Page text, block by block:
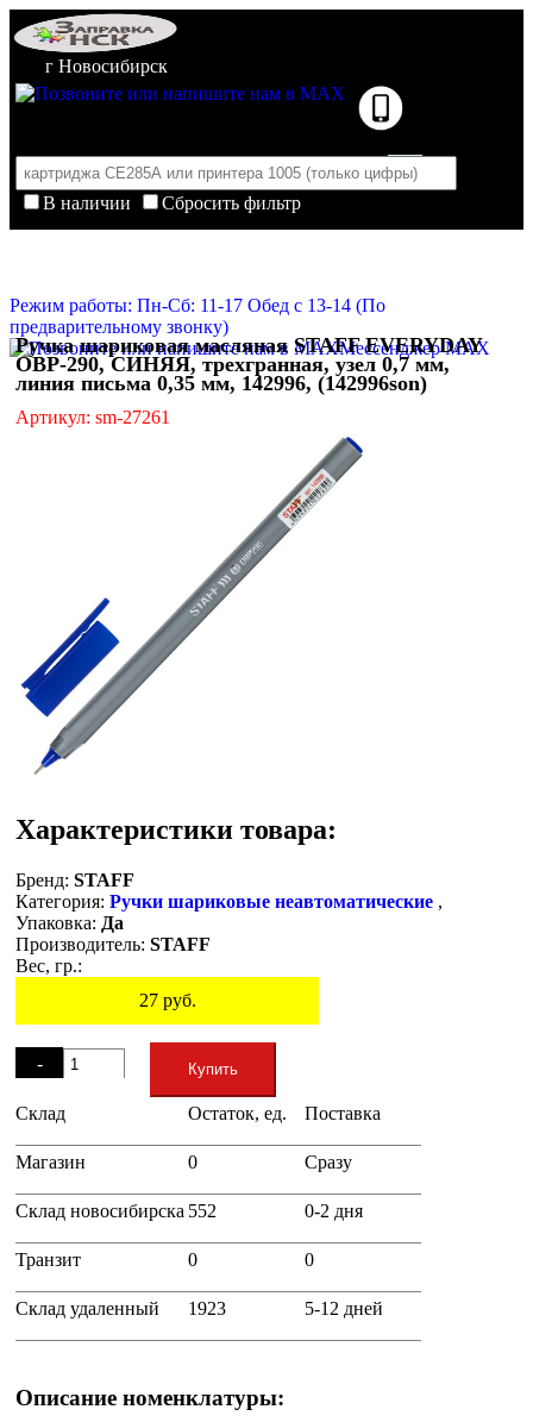
г Новосибирск
В наличии
Сбросить фильтр
Корзина пуста
Режим работы: Пн-Сб: 11-17 Обед с 13-14 (По
предварительному звонку)
Мессенджер MAX
Ручка шариковая масляная STAFF EVERYDAY
OBP-290, СИНЯЯ, трехгранная, узел 0,7 мм,
линия письма 0,35 мм, 142996, (142996son)
Артикул: sm-27261
Характеристики товара:
Бренд: STAFF
Категория: Ручки шариковые неавтоматические ,
Упаковка: Да
Производитель: STAFF
Вес, гр.:
27руб.
-
+
Купить
Склад Остаток, ед. Поставка
Магазин 0 Сразу
Склад новосибирска 552 0-2 дня
Транзит 0 0
Склад удаленный 1923 5-12 дней
Описание номенклатуры: